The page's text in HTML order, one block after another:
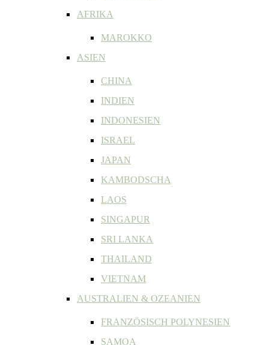
AFRIKA
MAROKKO
ASIEN
CHINA
INDIEN
INDONESIEN
ISRAEL
JAPAN
KAMBODSCHA
LAOS
SINGAPUR
SRI LANKA
THAILAND
VIETNAM
AUSTRALIEN & OZEANIEN
FRANZÖSISCH POLYNESIEN
SAMOA